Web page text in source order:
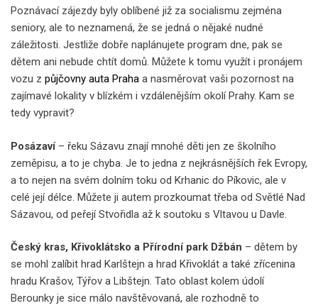
Poznávací zájezdy byly oblíbené již za socialismu zejména
seniory, ale to neznamená, že se jedná o nějaké nudné
záležitosti. Jestliže dobře naplánujete program dne, pak se
dětem ani nebude chtít domů. Můžete k tomu využít i pronájem
vozu z půjčovny auta Praha a nasměrovat vaši pozornost na
zajímavé lokality v blízkém i vzdálenějším okolí Prahy. Kam se
tedy vypravit?
Posázaví – řeku Sázavu znají mnohé děti jen ze školního
zeměpisu, a to je chyba. Je to jedna z nejkrásnějších řek Evropy,
a to nejen na svém dolním toku od Krhanic do Píkovic, ale v
celé její délce. Můžete ji autem prozkoumat třeba od Světlé Nad
Sázavou, od peřejí Stvořidla až k soutoku s Vltavou u Davle.
Český kras, Křivoklátsko a Přírodní park Džbán – dětem by
se mohl zalíbit hrad Karlštejn a hrad Křivoklát a také zřícenina
hradu Krašov, Týřov a Libštejn. Tato oblast kolem údolí
Berounky je sice málo navštěvovaná, ale rozhodně to